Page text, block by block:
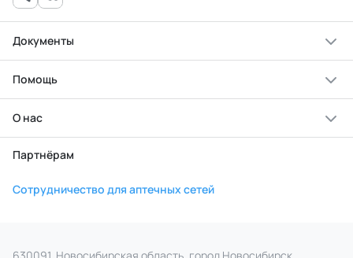
Документы
Помощь
О нас
Партнёрам
Сотрудничество для аптечных сетей